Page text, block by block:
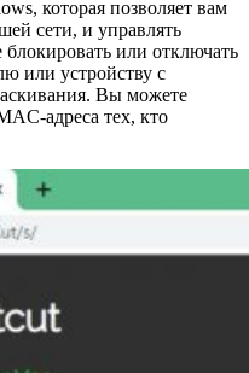
которая позволяет вам
сети, и управлять
или отключать
или устройству с
Вы можете
адреса тех, кто